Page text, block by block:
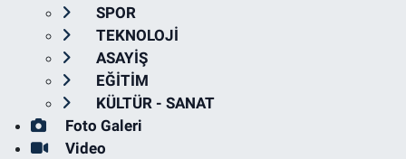
SPOR
TEKNOLOJİ
ASAYİŞ
EĞİTİM
KÜLTÜR - SANAT
Foto Galeri
Video